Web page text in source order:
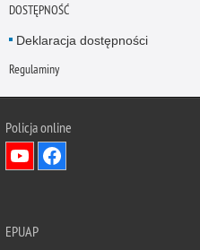
DOSTĘPNOŚĆ
Deklaracja dostępności
Regulaminy
Policja online
EPUAP